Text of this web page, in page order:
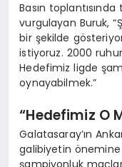
Basın
vurgulayan Buruk,
bir şekilde
istiyoruz. 2000
Hedefimiz ligde
oynayabilmek.”
“Hedefimiz O
Galatasaray’ın
galibiyetin önemine